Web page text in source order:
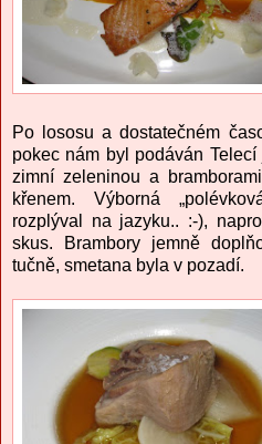
Po lososu a dostatečném
pokec nám byl podáván
zimní zeleninou a
křenem. Výborná
rozplýval na jazyku.. :-),
skus. Brambory jemně
tučně, smetana byla v pozadí.